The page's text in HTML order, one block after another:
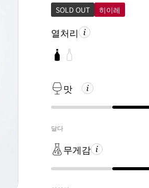
SOLD OUT 히이레
열처리
맛
달다
무게감